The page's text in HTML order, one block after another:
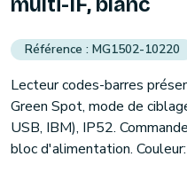
MG1502-10220
Lecteur codes-barres
Green Spot, mode de
USB, IBM), IP52.
bloc d'alimentation.